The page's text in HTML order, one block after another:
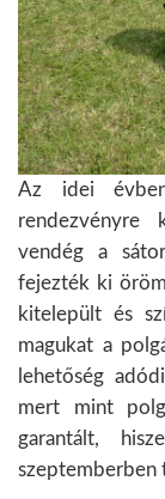
Az idei
rendezvényre
vendég a
fejezték ki
kitelepült és
magukat a
lehetőség
mert mint
garantált,
szeptemberben